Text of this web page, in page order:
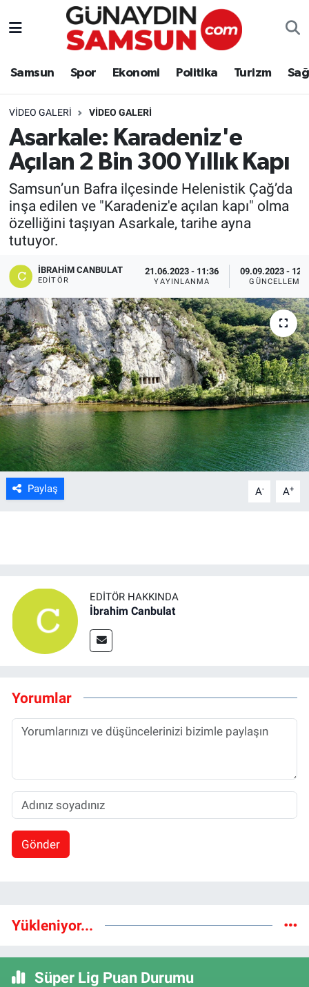
Samsun Spor Ekonomi Politika Turizm
VIDEO GALERI VİDEO GALERİ
Asarkale: Karadeniz'e
Açılan 2 Bin 300 Yıllık Kapı
Samsun’un Bafra ilçesinde Helenistik Çağ’da
inşa edilen ve "Karadeniz'e açılan kapı" olma
özelliğini taşıyan Asarkale, tarihe ayna
tutuyor.
İBRAHIM CANBULAT
EDITÖR
21.06.2023 - 11:36
YAYINLANMA
09.09.2023 -
GÜNCELLEME
Paylaş A- A+
EDITÖR HAKKINDA
İbrahim Canbulat
Yorumlar
Gönder
Yükleniyor...
Süper Lig Puan Durumu
Samsun
Politika
Turizm
Sağlık
Eğitim
Yaşam
Kültür Sanat
Bilim ve Teknoloji
Genel
Nöbetçi Eczaneler
Süper Lig Puan Durumu ve Fikstür
Tüm Manşetler
Son Dakika Haberleri
Haber Arşivi